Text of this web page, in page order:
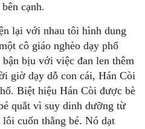
cạnh.
lại với nhau tôi hình dung
cô giáo nghèo dạy phổ
bịu với việc đan len thêm
giờ dạy dỗ con cái, Hán Còi
Biệt hiệu Hán Còi được bè
quắt vì suy dinh dưỡng từ
cuốn thằng bé. Nó dạt